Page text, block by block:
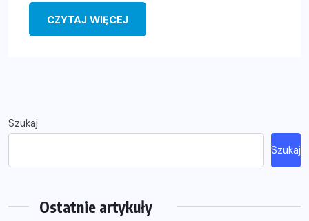
CZYTAJ WIĘCEJ
Szukaj
Szukaj
Ostatnie artykuły